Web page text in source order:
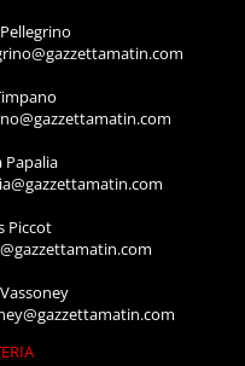
Papalia
Piccot